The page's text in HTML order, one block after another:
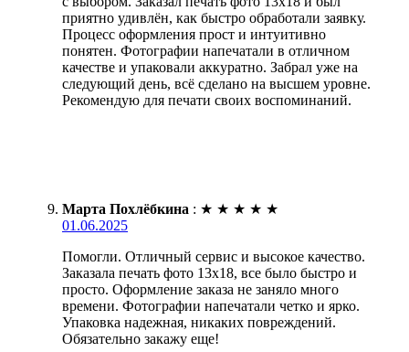
приятно удивлён, как быстро обработали заявку.
Процесс оформления прост и интуитивно
понятен. Фотографии напечатали в отличном
качестве и упаковали аккуратно. Забрал уже на
следующий день, всё сделано на высшем уровне.
Рекомендую для печати своих воспоминаний.
Марта Похлёбкина : ★ ★ ★ ★ ★
01.06.2025
Помогли. Отличный сервис и высокое качество.
Заказала печать фото 13х18, все было быстро и
просто. Оформление заказа не заняло много
времени. Фотографии напечатали четко и ярко.
Упаковка надежная, никаких повреждений.
Обязательно закажу еще!